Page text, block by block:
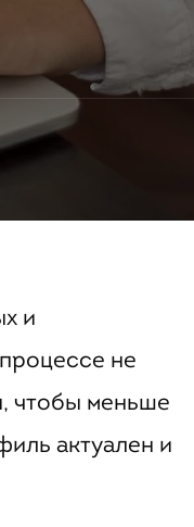
и
не
чтобы меньше
актуален и